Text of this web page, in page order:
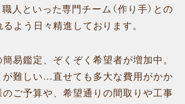
人といった専門チーム（作り手）との
るよう日々精進しております。
易鑑定、ぞくぞく希望者が増加中。
が難しい…直せても多大な費用がかか
ご予算や、希望通りの間取りや工事